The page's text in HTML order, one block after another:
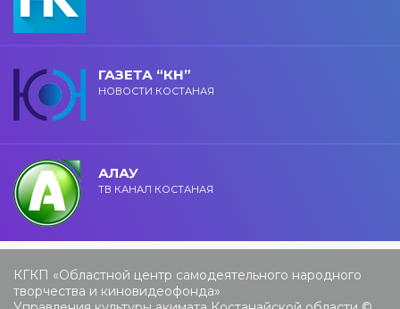
ГАЗЕТА “КН”
НОВОСТИ КОСТАНАЯ
АЛАУ
ТВ КАНАЛ КОСТАНАЯ
КГКП «Областной центр самодеятельного народного
творчества и киновидеофонда»